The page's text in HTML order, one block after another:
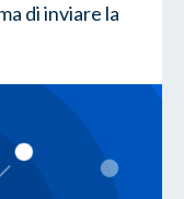
di inviare la